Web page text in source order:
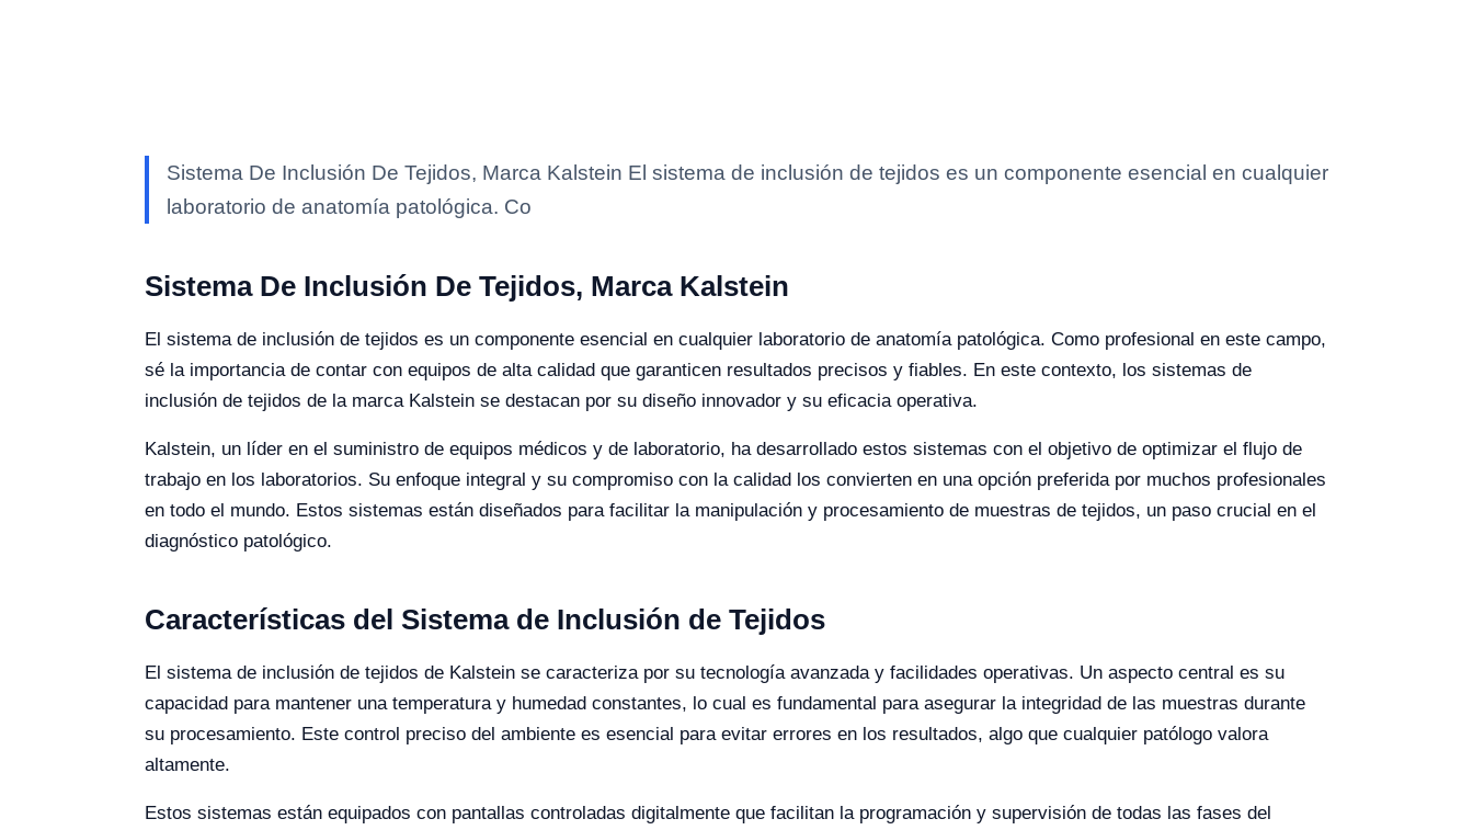
Sistema De Inclusión De Tejidos, Marca Kalstein El sistema de inclusión de tejidos es un componente esencial en cualquier
laboratorio de anatomía patológica. Co
Sistema De Inclusión De Tejidos, Marca Kalstein
El sistema de inclusión de tejidos es un componente esencial en cualquier laboratorio de anatomía patológica. Como profesional en este campo,
sé la importancia de contar con equipos de alta calidad que garanticen resultados precisos y fiables. En este contexto, los sistemas de
inclusión de tejidos de la marca Kalstein se destacan por su diseño innovador y su eficacia operativa.
Kalstein, un líder en el suministro de equipos médicos y de laboratorio, ha desarrollado estos sistemas con el objetivo de optimizar el flujo de
trabajo en los laboratorios. Su enfoque integral y su compromiso con la calidad los convierten en una opción preferida por muchos profesionales
en todo el mundo. Estos sistemas están diseñados para facilitar la manipulación y procesamiento de muestras de tejidos, un paso crucial en el
diagnóstico patológico.
Características del Sistema de Inclusión de Tejidos
El sistema de inclusión de tejidos de Kalstein se caracteriza por su tecnología avanzada y facilidades operativas. Un aspecto central es su
capacidad para mantener una temperatura y humedad constantes, lo cual es fundamental para asegurar la integridad de las muestras durante
su procesamiento. Este control preciso del ambiente es esencial para evitar errores en los resultados, algo que cualquier patólogo valora
altamente.
Estos sistemas están equipados con pantallas controladas digitalmente que facilitan la programación y supervisión de todas las fases del